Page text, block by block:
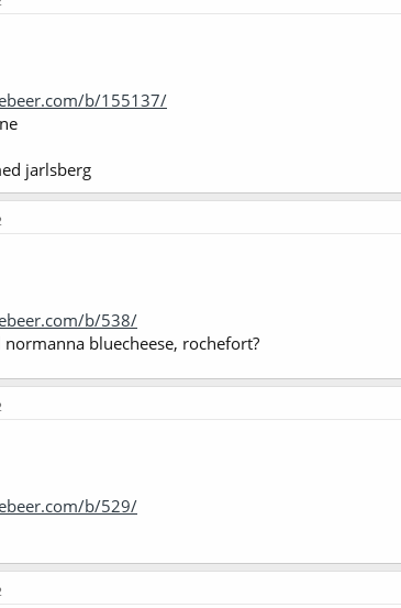
b/155137/
jarlsberg
b/538/
bluecheese, rochefort?
b/529/